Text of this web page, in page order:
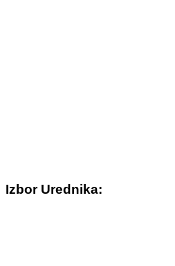
Izbor Urednika: